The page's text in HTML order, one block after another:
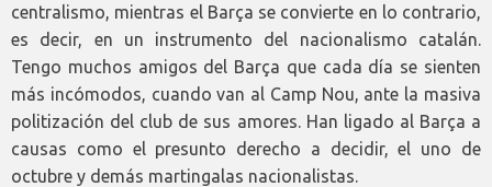
centralismo, mientras el Barça se convierte en lo contrario,
es decir, en un instrumento del nacionalismo catalán.
Tengo muchos amigos del Barça que cada día se sienten
más incómodos, cuando van al Camp Nou, ante la masiva
politización del club de sus amores. Han ligado al Barça a
causas como el presunto derecho a decidir, el uno de
octubre y demás martingalas nacionalistas.